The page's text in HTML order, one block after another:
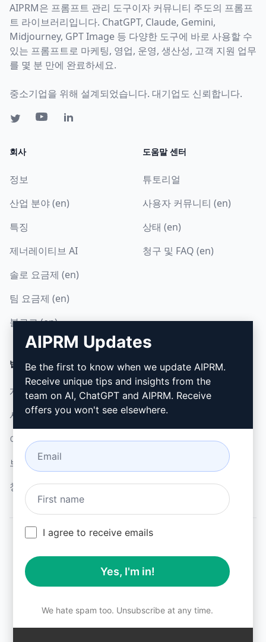
AIPRM은 프롬프트 관리 도구이자 커뮤니티 주도의 프롬프
트 라이브러리입니다. ChatGPT, Claude, Gemini,
Midjourney, GPT Image 등 다양한 도구에 바로 사용할 수
있는 프롬프트로 마케팅, 영업, 운영, 생산성, 고객 지원 업무
를 몇 분 만에 완료하세요.
중소기업을 위해 설계되었습니다. 대기업도 신뢰합니다.
회사
정보
산업 분야 (en)
특징
제너레이티브 AI
솔로 요금제 (en)
팀 요금제 (en)
블로그 (en)
도움말 센터
튜토리얼
사용자 커뮤니티 (en)
상태 (en)
청구 및 FAQ (en)
법률
개인정보 보호정책 (en)
사용 제한 정책 (en)
이용 약관 (en)
브라우저 확장 약관 (en)
청구 약관 (en)
다운로드
설치 방법
Google 크롬
Microsoft Edge
All logos, trademarks, and registered trademarks are the
property of their respective owners.
AIPRM and other related brand names are registered
laws.
AIPRM Updates
Be the first to know when we update AIPRM.
Receive unique tips and insights from the
team on AI, ChatGPT and AIPRM. Receive
offers you won't see elsewhere.
I agree to receive emails
Yes, I'm in!
We hate spam too. Unsubscribe at any time.